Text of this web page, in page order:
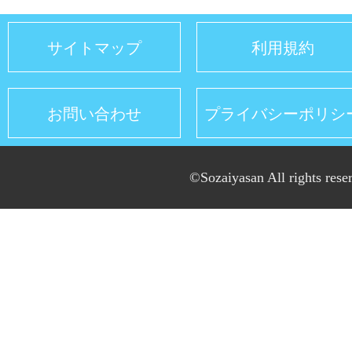
サイトマップ 利用規約
お問い合わせ プライバシーポリシ
©Sozaiyasan All rights